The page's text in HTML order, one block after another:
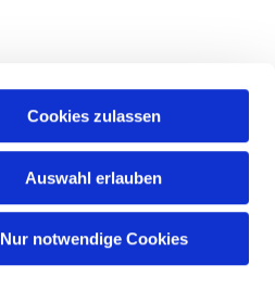
Cookies zulassen
Auswahl erlauben
Nur notwendige Cookies